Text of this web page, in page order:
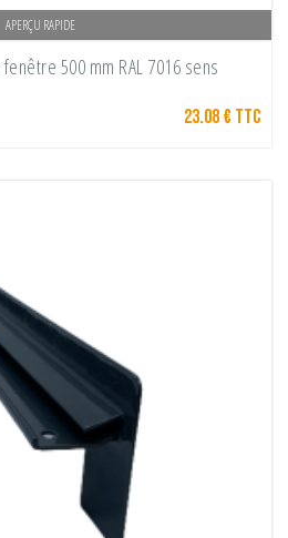
APERÇU RAPIDE
500 mm RAL 7016 sens
23.08 € TTC